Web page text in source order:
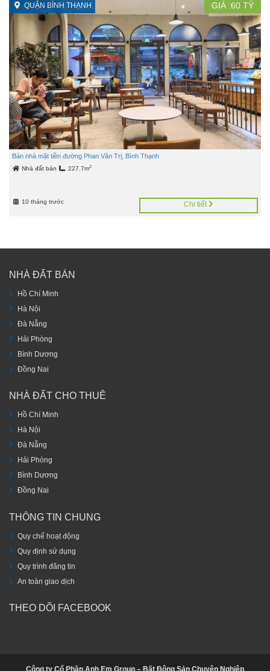
QUẬN BÌNH THẠNH GIÁ :60 TỶ
Bán nhà mặt tiền đường Phan Văn Trị, Bình Thạnh
Nhà đất bán 227.7m2
10 tháng trước Chi tiết
NHÀ ĐẤT BÁN
Hồ Chí Minh
Hà Nội
Đà Nẵng
Hải Phòng
Bình Dương
Đồng Nai
NHÀ ĐẤT CHO THUÊ
Hồ Chí Minh
Hà Nội
Đà Nẵng
Hải Phòng
Bình Dương
Đồng Nai
THÔNG TIN CHUNG
Quy chế hoạt động
Quy định sử dụng
Quy trình đăng tin
An toàn giao dịch
THEO DÕI FACEBOOK
Công ty Cổ Phần Anh Em Group – Bất Động Sản Chuyên Nghiệp